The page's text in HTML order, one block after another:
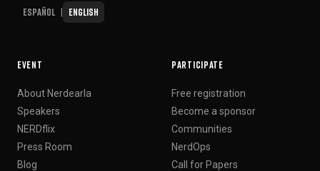
Español English
EVENT
About Nerdearla
Speakers
NERDflix
Press Room
Blog
PARTICIPATE
Free registration
Become a sponsor
Communities
NerdOps
Call for Papers